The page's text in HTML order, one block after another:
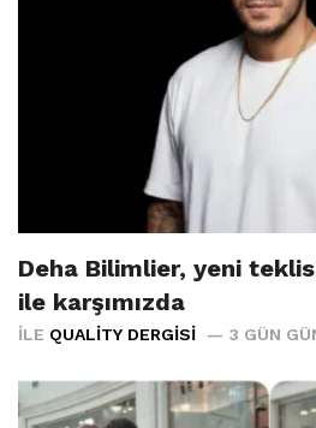
Deha Bilimlier, yeni
ile karşımızda
İLE QUALITY DERGISI 3 GÜN